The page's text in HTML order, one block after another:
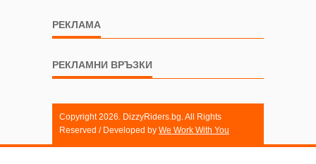
РЕКЛАМА
РЕКЛАМНИ ВРЪЗКИ
Copyright 2026. DizzyRiders.bg. All Rights
Reserved / Developed by We Work With You